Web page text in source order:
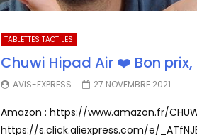
TABLETTES TACTILES
Chuwi Hipad Air ❤️ Bon
AVIS-EXPRESS 27 NOVEMBRE 2021
Amazon : https://www.amazon.fr/
https://s.click.aliexpress.com/e/